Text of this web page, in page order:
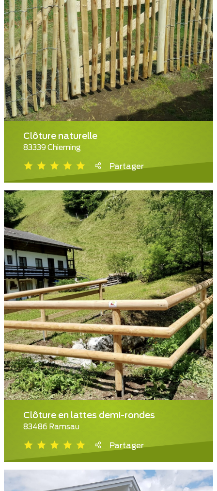
Clôture naturelle
83339 Chieming
Partager
Clôture en lattes demi-rondes
83486 Ramsau
Partager